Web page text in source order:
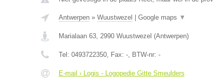
Antwerpen» Wuustwezel Google maps ▼
Marialaan 63, 2990 Wuustwezel (Antwerpen)
Tel: 0493722350, Fax: -, BTW-nr: -
E-mail › Logis - Logopedie Gitte Smeulders